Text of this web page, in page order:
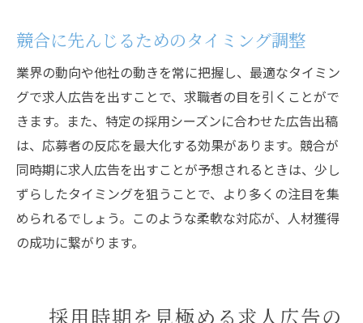
競合に先んじるためのタイミング調整
業界の動向や他社の動きを常に把握し、最適なタイミン
グで求人広告を出すことで、求職者の目を引くことがで
きます。また、特定の採用シーズンに合わせた広告出稿
は、応募者の反応を最大化する効果があります。競合が
同時期に求人広告を出すことが予想されるときは、少し
ずらしたタイミングを狙うことで、より多くの注目を集
められるでしょう。このような柔軟な対応が、人材獲得
の成功に繋がります。
採用時期を見極める求人広告の